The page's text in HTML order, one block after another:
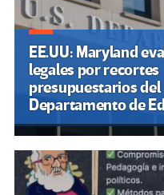
EE.UU: Maryland
legales por recortes
presupuestarios del
Departamento de